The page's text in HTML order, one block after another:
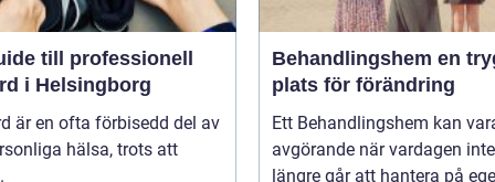
till professionell
i Helsingborg
är en ofta förbisedd del av
hälsa, trots att
Behandlingshem en trygg
plats för förändring
Ett Behandlingshem kan
avgörande när vardagen inte
längre går att hantera på